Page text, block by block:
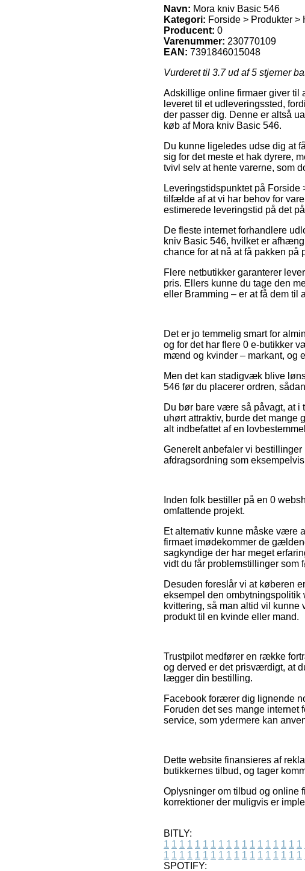
Navn: Mora kniv Basic 546
Kategori: Forside > Produkter
Producent: 0
Varenummer: 230770109
EAN: 7391846015048
Vurderet til 3.7ud af 5 stjerner
Adskillige online firmaer giver til
leveret til et udleveringssted,
der passer dig. Denne er altså
køb af Mora kniv Basic 546.
Du kunne ligeledes udse dig at
sig for det meste et hak dyrere,
tvivl selv at hente varerne, som
Leveringstidspunktet på
tilfælde af at vi har behov for
estimerede leveringstid på det
De fleste internet forhandlere
kniv Basic 546, hvilket er
chance for at nå at få pakken på
Flere netbutikker garanterer
pris. Ellers kunne du tage den
eller Bramming – er at få dem til
Det er jo temmelig smart for
og for det har flere 0 e-butikker
mænd og kvinder – markant, og
Men det kan stadigvæk blive
546 før du placerer ordren,
Du bør bare være så påvagt, at i
uhørt attraktiv, burde det mange
alt indbefattet af en
Generelt anbefaler vi
afdragsordning som
Inden folk bestiller på en 0
omfattende projekt.
Et alternativ kunne måske være
firmaet imødekommer de
sagkyndige der har meget
vidt du får problemstillinger som
Desuden foreslår vi at køberen
eksempel den ombytningspolitik
kvittering, så man altid vil
produkt til en kvinde eller mand.
Trustpilot medfører en række
og derved er det prisværdigt, at
lægger din bestilling.
Facebook forærer dig lignende
Foruden det ses mange internet
service, som ydermere kan
Dette website finansieres af
butikkernes tilbud, og tager
Oplysninger om tilbud og online
korrektioner der muligvis er
BITLY:
1 1 1 1 1 1 1 1 1 1 1 1 1 1 1 1 1 1
1 1 1 1 1 1 1 1 1 1 1 1 1 1 1 1 1 1
SPOTIFY: